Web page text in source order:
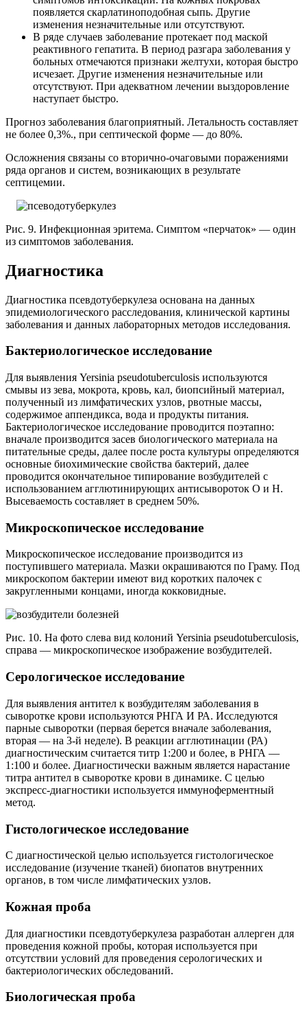
появляется скарлатиноподобная сыпь. Другие
изменения незначительные или отсутствуют.
В ряде случаев заболевание протекает под маской
реактивного гепатита. В период разгара заболевания у
больных отмечаются признаки желтухи, которая быстро
исчезает. Другие изменения незначительные или
отсутствуют. При адекватном лечении выздоровление
наступает быстро.
Прогноз заболевания благоприятный. Летальность составляет
не более 0,3%., при септической форме — до 80%.
Осложнения связаны со вторично-очаговыми поражениями
ряда органов и систем, возникающих в результате
септицемии.
Рис. 9. Инфекционная эритема. Симптом «перчаток» — один
из симптомов заболевания.
Диагностика
Диагностика псевдотуберкулеза основана на данных
эпидемиологического расследования, клинической картины
заболевания и данных лабораторных методов исследования.
Бактериологическое исследование
Для выявления Yersinia pseudotuberculosis используются
смывы из зева, мокрота, кровь, кал, биопсийный материал,
полученный из лимфатических узлов, рвотные массы,
содержимое аппендикса, вода и продукты питания.
Бактериологическое исследование проводится поэтапно:
вначале производится засев биологического материала на
питательные среды, далее после роста культуры определяются
основные биохимические свойства бактерий, далее
проводится окончательное типирование возбудителей с
использованием агглютинирующих антисывороток О и Н.
Высеваемость составляет в среднем 50%.
Микроскопическое исследование
Микроскопическое исследование производится из
поступившего материала. Мазки окрашиваются по Граму. Под
микроскопом бактерии имеют вид коротких палочек с
закругленными концами, иногда кокковидные.
Рис. 10. На фото слева вид колоний Yersinia pseudotuberculosis,
справа — микроскопическое изображение возбудителей.
Серологическое исследование
Для выявления антител к возбудителям заболевания в
сыворотке крови используются РНГА И РА. Исследуются
парные сыворотки (первая берется вначале заболевания,
вторая — на 3-й неделе). В реакции агглютинации (РА)
диагностическим считается титр 1:200 и более, в РНГА —
1:100 и более. Диагностически важным является нарастание
титра антител в сыворотке крови в динамике. С целью
экспресс-диагностики используется иммуноферментный
метод.
Гистологическое исследование
С диагностической целью используется гистологическое
исследование (изучение тканей) биопатов внутренних
органов, в том числе лимфатических узлов.
Кожная проба
Для диагностики псевдотуберкулеза разработан аллерген для
проведения кожной пробы, которая используется при
отсутствии условий для проведения серологических и
бактериологических обследований.
Биологическая проба